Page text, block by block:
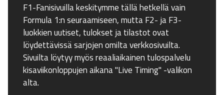
F1-Fanisivuilla keskitymme tällä hetkellä vain
Formula 1:n seuraamiseen, mutta F2- ja F3-
luokkien uutiset, tulokset ja tilastot ovat
löydettävissä sarjojen omilta verkkosivuilta.
Sivuilta löytyy myös reaaliaikainen tulospalvelu
kisaviikonloppujen aikana "Live Timing" -valikon
alta.